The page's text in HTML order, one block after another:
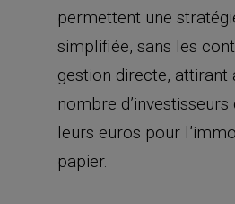
permettent une
simplifiée, sans les
gestion directe, attirant
nombre
leurs euros pour
papier.